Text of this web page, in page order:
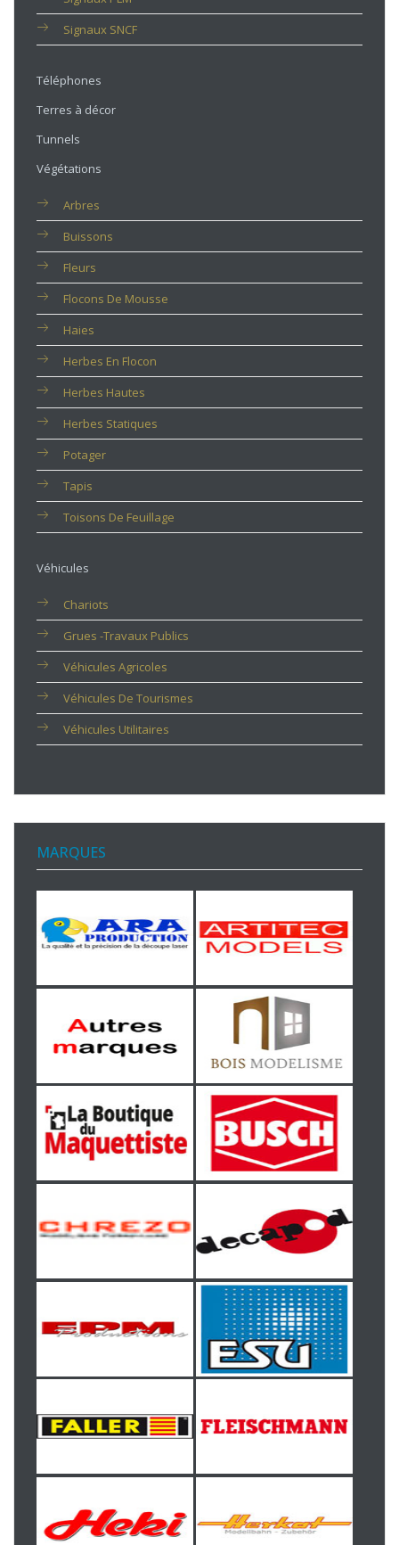
Signaux SNCF
Téléphones
Terres à décor
Tunnels
Végétations
Arbres
Buissons
Fleurs
Flocons De Mousse
Haies
Herbes En Flocon
Herbes Hautes
Herbes Statiques
Potager
Tapis
Toisons De Feuillage
Véhicules
Chariots
Grues -travaux Publics
Véhicules Agricoles
Véhicules De Tourismes
Véhicules Utilitaires
MARQUES